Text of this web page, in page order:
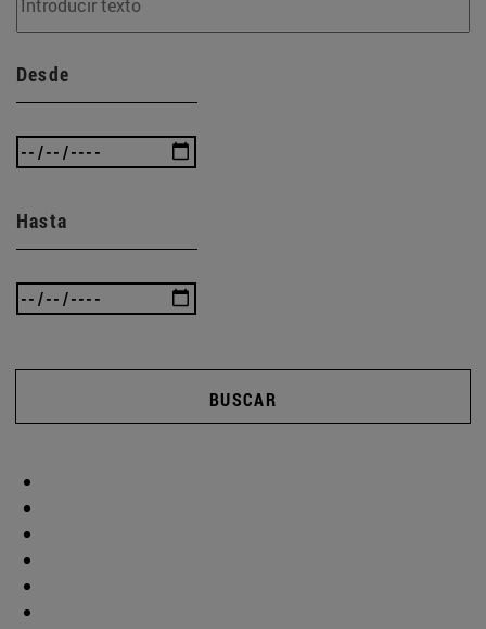
Desde
Hasta
BUSCAR